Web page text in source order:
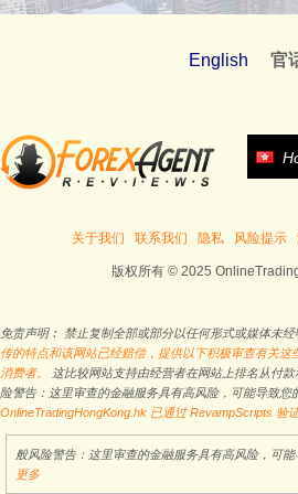
English 官
关于我们 联系我们 隐私 风险提示
版权所有 © 2025
免责声明︰ 禁止复制全部或部分以任何形式或媒体未经
传的特点和该网站已经赔偿，提供以下积极审查有关
消费者。
这比较网站支持由经营者在网站上排名从付
险警告：这里审查的金融服务具有高风险，可能导致您
OnlineTradingHongKong.hk 已通过 RevampScripts 验
般风险警告：这里审查的金融服务具有高风险，可
更多